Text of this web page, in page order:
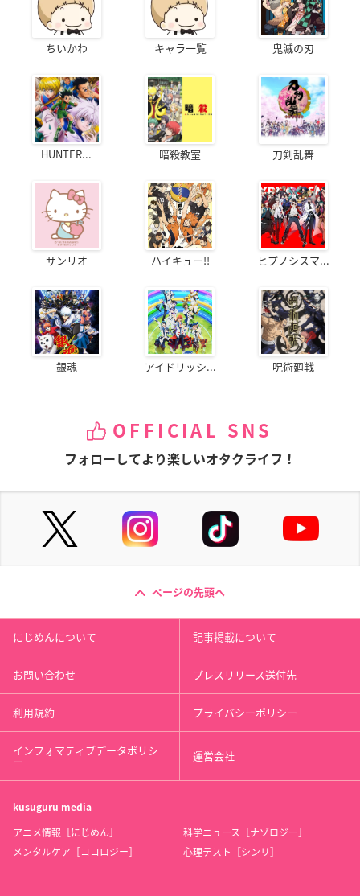
ちいかわ キャラ一覧 鬼滅の刃
HUNTER... 暗殺教室 刀剣乱舞
サンリオ ハイキュー!! ヒプノシスマ...
銀魂 アイドリッシ... 呪術廻戦
OFFICIAL SNS
フォローしてより楽しいオタクライフ！
ページの先頭へ
にじめんについて 記事掲載について
お問い合わせ プレスリリース送付先
利用規約 プライバシーポリシー
インフォマティブデータポリシ
ー 運営会社
kusuguru media
アニメ情報［にじめん］
科学ニュース［ナゾロジー］
メンタルケア［ココロジー］
心理テスト［シンリ］